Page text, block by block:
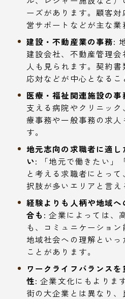
ーズがあります。顧客
営サポートなどが主な業
建設・不動産業の事務:
建設会社、不動産管理
人も見られます。契約
応対などが中心となるこ
医療・福祉関連施設の事
支える病院やクリニッ
療事務や一般事務の求人
す。
地元志向の求職者に適
い: 「地元で働きたい」
と考える求職者にとっ
択肢が多いエリアと言え
経験よりも人柄や地域
合も: 企業によっては、
も、コミュニケーショ
地域社会への理解とい
ことがあります。
ワークライフバランス
性: 企業文化にもよりま
街の大企業とは異なり、